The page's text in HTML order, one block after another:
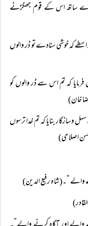
ساتھ اس کے قوم جھگڑنے
کہ خوشی سنادے تو ڈر والوں
کہ تم اس سے ڈر والوں کو
خان)
بنایا کہ تم خدا ترسوں
اصلاحی)
والے “۔(شاہ رفیع الدین)